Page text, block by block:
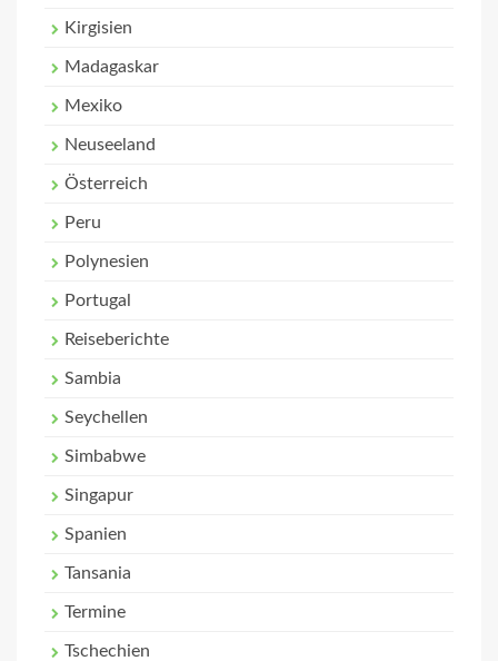
Kirgisien
Madagaskar
Mexiko
Neuseeland
Österreich
Peru
Polynesien
Portugal
Reiseberichte
Sambia
Seychellen
Simbabwe
Singapur
Spanien
Tansania
Termine
Tschechien